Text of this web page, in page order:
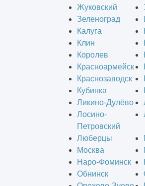
Жуковский
Зеленоград
Калуга
Клин
Королев
Красноармейск
Краснозаводск
Кубинка
Ликино-Дулёво
Лосино-
Петровский
Люберцы
Москва
Наро-Фоминск
Обнинск